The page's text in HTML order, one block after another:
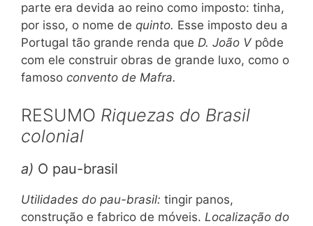
parte era devida ao reino como imposto: tinha,
por isso, o nome de quinto. Esse imposto deu a
Portugal tão grande renda que D. João V pôde
com ele construir obras de grande luxo, como o
famoso convento de Mafra.
RESUMO Riquezas do Brasil
colonial
a) O pau-brasil
Utilidades do pau-brasil: tingir panos,
construção e fabrico de móveis. Localização do